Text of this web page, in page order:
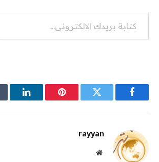
كتابة بريدك الإلكتروني...
فيسبوك تويتر بينتيريستلينكدإن
rayyan
موقع